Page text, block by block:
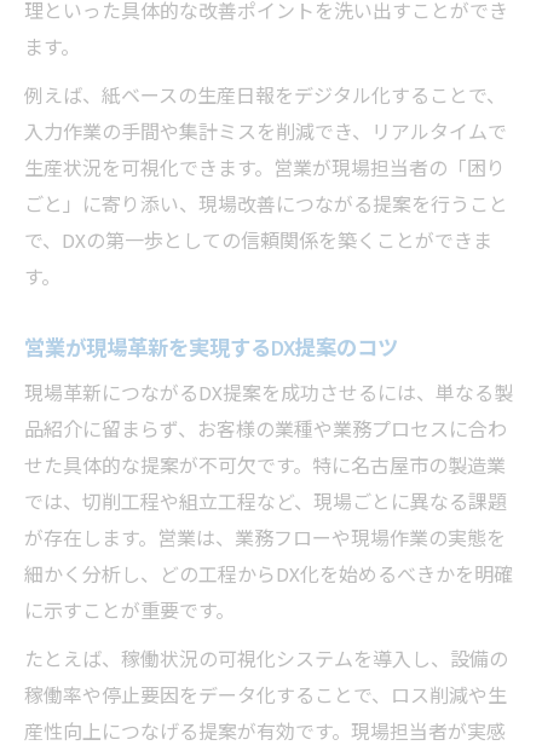
現場で評価される営業DXアプローチの特徴
営業目線での段階的DX導入が生むメリット
生産性向上へ導く営業によるDX支援策
営業が推進するDX支援で生産性が向上する
理由
営業が導く工場現場の効率化DXアイデア集
生産性アップを叶える営業DXサポートの実
際
業務効率化が叶う工場DXの進め方とは
営業が提案する工場DXの効率的な進め方
業務効率化を実現する営業DX導入ステップ
現場が納得する営業によるDX推進手法
営業主導の業務効率化DX事例と成功要因
営業が支える現場DXの段階的アプローチ
営業担当者が実践したDX提案のポイント
理といった具体的な改善ポイントを洗い出すことができ
ます。
例えば、紙ベースの生産日報をデジタル化することで、
入力作業の手間や集計ミスを削減でき、リアルタイムで
生産状況を可視化できます。営業が現場担当者の「困り
ごと」に寄り添い、現場改善につながる提案を行うこと
で、DXの第一歩としての信頼関係を築くことができま
す。
営業が現場革新を実現するDX提案のコツ
現場革新につながるDX提案を成功させるには、単なる製
品紹介に留まらず、お客様の業種や業務プロセスに合わ
せた具体的な提案が不可欠です。特に名古屋市の製造業
では、切削工程や組立工程など、現場ごとに異なる課題
が存在します。営業は、業務フローや現場作業の実態を
細かく分析し、どの工程からDX化を始めるべきかを明確
に示すことが重要です。
たとえば、稼働状況の可視化システムを導入し、設備の
稼働率や停止要因をデータ化することで、ロス削減や生
産性向上につなげる提案が有効です。現場担当者が実感